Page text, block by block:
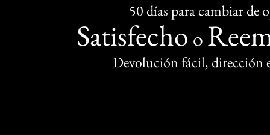
50 días para cambiar de
Satisfecho o
Devolución fácil, dirección